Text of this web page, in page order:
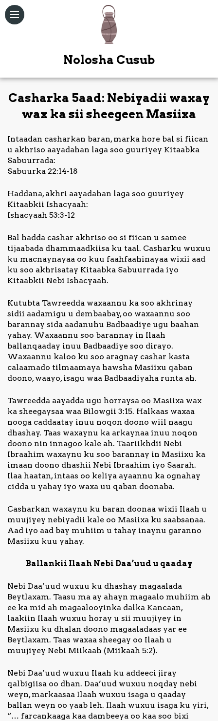
Muuqal
Kitaabka
Quduuska
Bogag
Kale
Nagala
soo
xiriir
Nolosha Cusub
Casharka 5aad: Nebiyadii waxay
wax ka sii sheegeen Masiixa
Intaadan casharkan baran, marka hore bal si fiican
u akhriso aayadahan laga soo guuriyey Kitaabka
Sabuurrada:
Sabuurka 22:14-18
Haddana, akhri aayadahan laga soo guuriyey
Kitaabkii Ishacyaah:
Ishacyaah 53:3-12
Bal hadda cashar akhriso oo si fiican u samee
tijaabada dhammaadkiisa ku taal. Casharku wuxuu
ku macnaynayaa oo kuu faahfaahinayaa wixii aad
ku soo akhrisatay Kitaabka Sabuurrada iyo
Kitaabkii Nebi Ishacyaah.
Kutubta Tawreedda waxaannu ka soo akhrinay
sidii aadamigu u dembaabay, oo waxaannu soo
barannay sida aadanuhu Badbaadiye ugu baahan
yahay. Waxaannu soo barannay in Ilaah
ballanqaaday inuu Badbaadiye soo dirayo.
Waxaannu kaloo ku soo aragnay cashar kasta
calaamado tilmaamaya hawsha Masiixu qaban
doono, waayo, isagu waa Badbaadiyaha runta ah.
Tawreedda aayadda ugu horraysa oo Masiixa wax
ka sheegaysaa waa Bilowgii 3:15. Halkaas waxaa
nooga caddaatay inuu noqon doono wiil naagu
dhashay. Taas waxaynu ka arkaynaa inuu noqon
doono nin innagoo kale ah. Taariikhdii Nebi
Ibraahim waxaynu ku soo barannay in Masiixu ka
imaan doono dhashii Nebi Ibraahim iyo Saarah.
Ilaa haatan, intaas oo keliya ayaannu ka ognahay
cidda u yahay iyo waxa uu qaban doonaba.
Casharkan waxaynu ku baran doonaa wixii Ilaah u
muujiyey nebiyadii kale oo Masiixa ku saabsanaa.
Aad iyo aad bay muhiim u tahay inaynu garanno
Masiixu kuu yahay.
Ballankii Ilaah Nebi Daa’uud u qaaday
Nebi Daa’uud wuxuu ku dhashay magaalada
Beytlaxam. Taasu ma ay ahayn magaalo muhiim ah
ee ka mid ah magaalooyinka dalka Kancaan,
laakiin Ilaah wuxuu horay u sii muujiyey in
Masiixu ku dhalan doono magaaladaas yar ee
Beytlaxam. Taas waxaa sheegay oo Ilaah u
muujiyey Nebi Miikaah (Miikaah 5:2).
Nebi Daa’uud wuxuu Ilaah ku addeeci jiray
qalbigiisa oo dhan. Daa’uud wuxuu noqday nebi
weyn, markaasaa Ilaah wuxuu isaga u qaaday
ballan weyn oo yaab leh. Ilaah wuxuu isaga ku yiri,
“… farcankaaga kaa dambeeya oo kaa soo bixi